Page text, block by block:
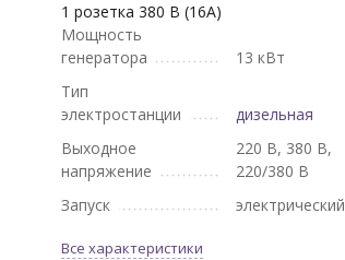
1 розетка 380 В (16А)
Мощность
генератора
13 кВт
Тип
электростанции
дизельная
Выходное
напряжение
220 В, 380 В,
220/380 В
Запуск
электрический
Все характеристики